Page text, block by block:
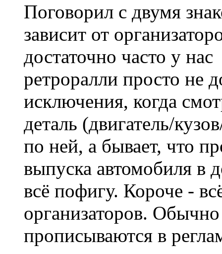
Поговорил с двумя
зависит от
достаточно часто у
ретроралли просто не
исключения, когда
деталь (двигатель/
по ней, а бывает, что
выпуска автомобиля в
всё пофигу. Короче -
организаторов.
прописываются в